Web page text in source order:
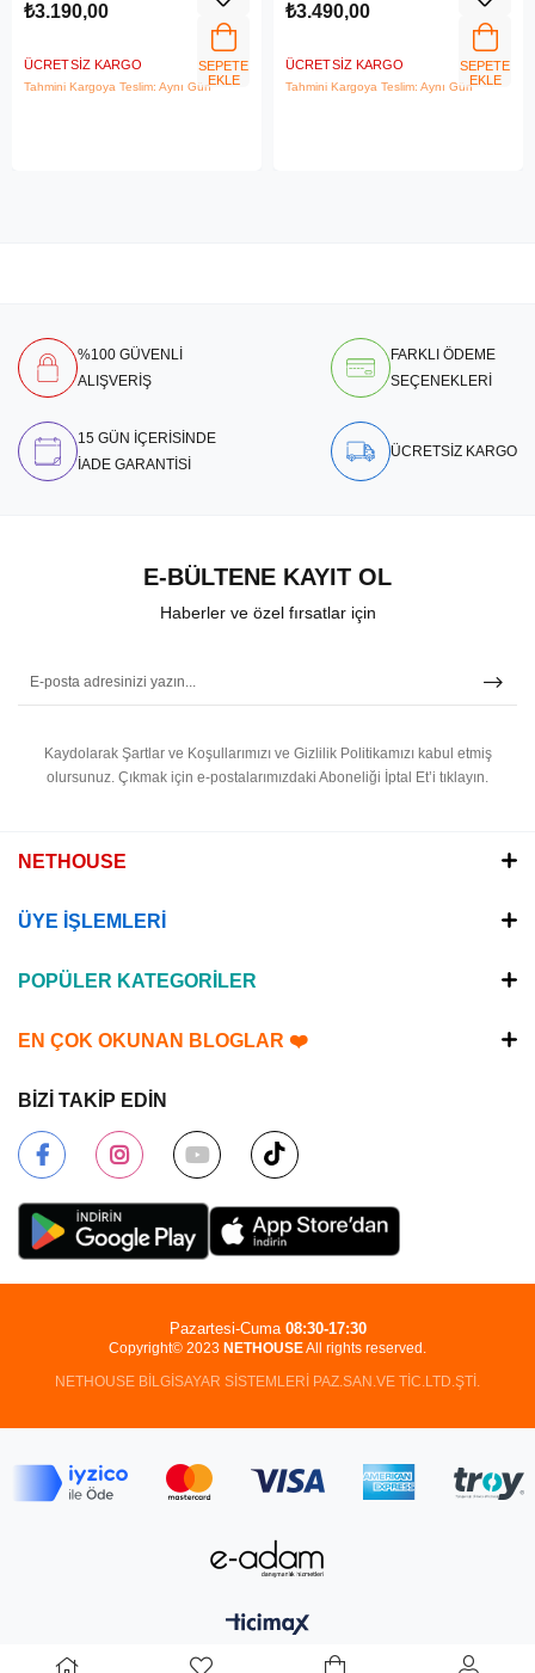
₺3.190,00
ÜCRETSIZ KARGO
Tahmini Kargoya Teslim: Aynı Gün
SEPETE
EKLE
₺3.490,00
ÜCRETSIZ KARGO
Tahmini Kargoya Teslim: Aynı Gün
SEPETE
EKLE
%100 GÜVENLİ
ALIŞVERİŞ
FARKLI ÖDEME
SEÇENEKLERİ
15 GÜN İÇERİSİNDE
İADE GARANTİSİ
ÜCRETSİZ KARGO
E-BÜLTENE KAYIT OL
Haberler ve özel fırsatlar için
Kaydolarak Şartlar ve Koşullarımızı ve Gizlilik Politikamızı kabul etmiş
olursunuz. Çıkmak için e-postalarımızdaki Aboneliği İptal Et’i tıklayın.
NETHOUSE
ÜYE İŞLEMLERİ
POPÜLER KATEGORİLER
EN ÇOK OKUNAN BLOGLAR ❤️
BİZİ TAKİP EDİN
Copyright© 2023 NETHOUSEAll rights reserved.
NETHOUSE BİLGİSAYAR SİSTEMLERİ PAZ.SAN.VE TİC.LTD.ŞTİ.
Pazartesi-Cuma 08:30-17:30